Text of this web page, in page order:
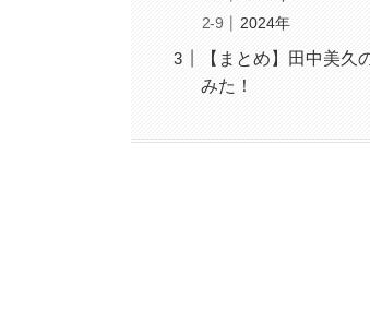
2024年
【まとめ】田中美
みた！